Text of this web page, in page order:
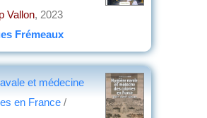
Vallon, 2023
Frémeaux
et médecine
en France /